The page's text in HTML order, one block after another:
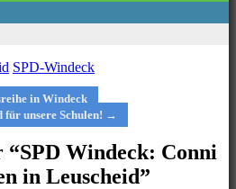
SPD-Windeck
in Windeck
für unsere Schulen! →
“SPD Windeck: Conni
in Leuscheid”